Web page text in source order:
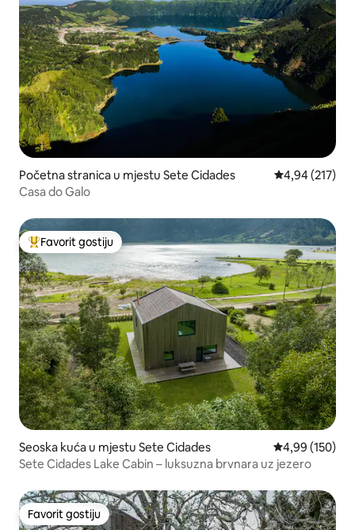
Početna stranica u mjestu Sete Cidades prosječna
4,94 (217)
Casa do Galo
Glavni favorit gostiju
Favorit gostiju
Seoska kuća u mjestu Sete Cidades prosječna
4,99 (150)
Sete Cidades Lake Cabin – luksuzna brvnara uz jezero
Favorit gostiju
Favorit gostiju